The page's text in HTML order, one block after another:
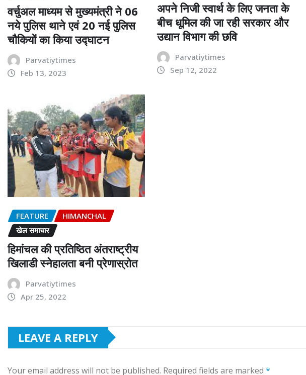
वर्चुअल माध्यम से मुख्यमंत्री ने 06
नये पुलिस थाने एवं 20 नई पुलिस
चौकियों का किया उद्घाटन
Parvatiytimes
Feb 13, 2023
अपने निजी स्वार्थ के लिए जनता के
बीच धूमिल की जा रही सरकार और
उद्यान विभाग की छवि
Parvatiytimes
Sep 12, 2022
FEATURE
HIMANCHAL
खेल समाचार
हिमांचल की प्रतिष्ठित अंतराष्ट्रीय
खिलाडी स्नेहालता बनी प्रेणास्रोत
Parvatiytimes
Apr 25, 2022
LEAVE A REPLY
Your email address will not be published. Required fields are marked *